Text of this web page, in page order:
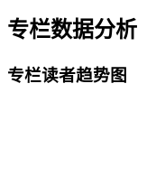
专栏数据分析
专栏读者趋势图